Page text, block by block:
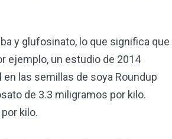
y glufosinato, lo que significa que
ejemplo, un estudio de 2014
las semillas de soya Roundup
de 3.3 miligramos por kilo.
kilo.